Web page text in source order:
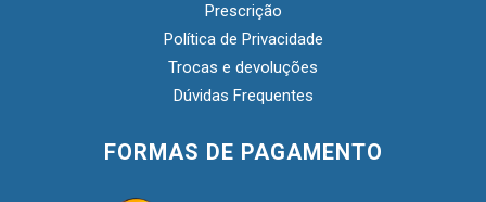
Prescrição
Política de Privacidade
Trocas e devoluções
Dúvidas Frequentes
FORMAS DE PAGAMENTO